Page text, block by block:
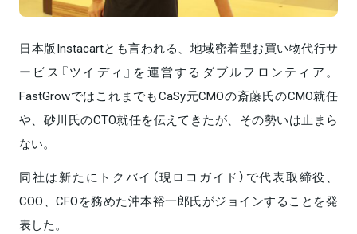
日本版Instacartとも言われる、地域密着型お買い物代行サ
ービス『ツイディ』を運営するダブルフロンティア。
FastGrowではこれまでもCaSy元CMOの斎藤氏のCMO就任
や、砂川氏のCTO就任を伝えてきたが、その勢いは止まら
ない。
同社は新たにトクバイ（現ロコガイド）で代表取締役、
COO、CFOを務めた沖本裕一郎氏がジョインすることを発
表した。